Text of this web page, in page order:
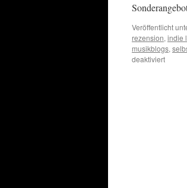
Veröffentlicht
rezension, indie
musikblogs,
deaktiviertfür